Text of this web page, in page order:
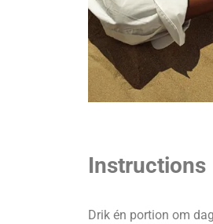
Instructions
Drik én portion om